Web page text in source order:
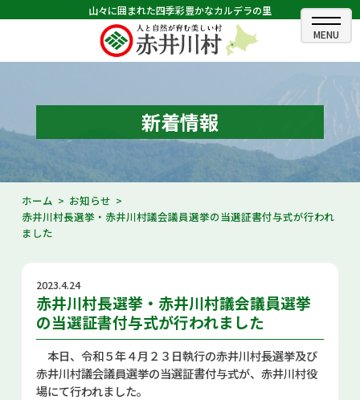
山々に囲まれた四季彩豊かなカルデラの里
ホーム
むらのできごと
むらのプロフィール
くらしの情報
村長室
観光・イベント情報
あかいがわ広報
お問い合せ
新着情報
ホーム
お知らせ
赤井川村長選挙・赤井川村議会議員選挙の当選証書付与式が行われ
ました
2023.4.24
赤井川村長選挙・赤井川村議会議員選挙
の当選証書付与式が行われました
本日、令和５年４月２３日執行の赤井川村長選挙及び
赤井川村議会議員選挙の当選証書付与式が、赤井川村役
場にて行われました。